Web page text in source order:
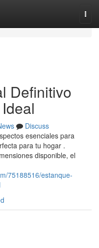
Definitivo
Discuss
esenciales para
para tu hogar .
disponible, el
75188516/estanque-